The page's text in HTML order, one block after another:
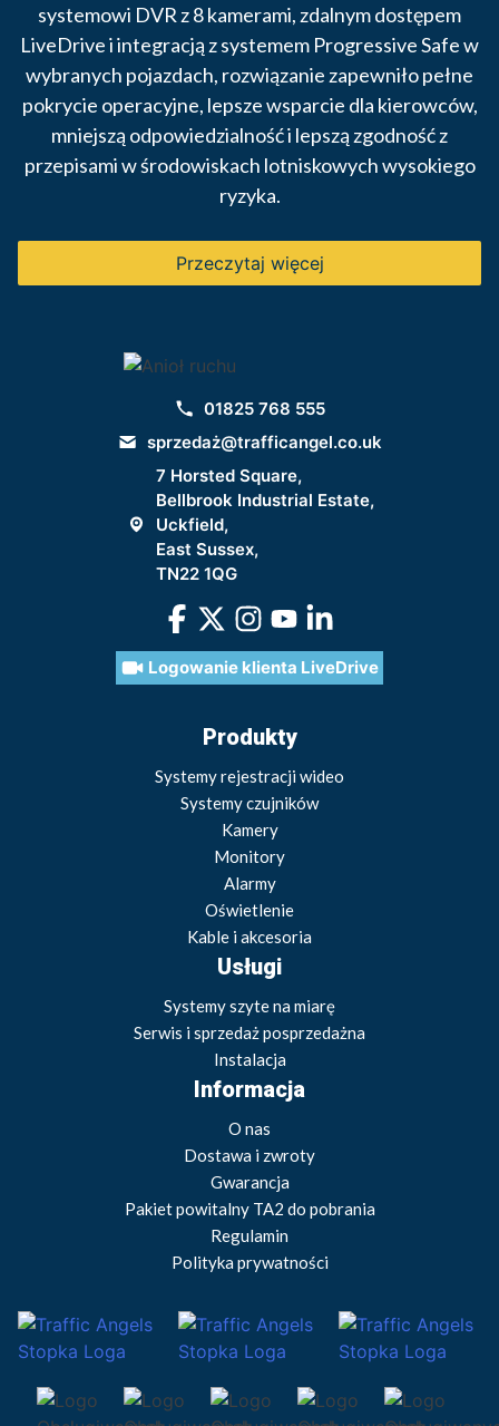
systemowi DVR z 8 kamerami, zdalnym dostępem
LiveDrive i integracją z systemem Progressive Safe w
wybranych pojazdach, rozwiązanie zapewniło pełne
pokrycie operacyjne, lepsze wsparcie dla kierowców,
mniejszą odpowiedzialność i lepszą zgodność z
przepisami w środowiskach lotniskowych wysokiego
ryzyka.
Przeczytaj więcej
01825 768 555
sprzedaż@trafficangel.co.uk
7 Horsted Square,
Bellbrook Industrial Estate,
Uckfield,
East Sussex,
TN22 1QG
Logowanie klienta LiveDrive
Produkty
Systemy rejestracji wideo
Systemy czujników
Kamery
Monitory
Alarmy
Oświetlenie
Kable i akcesoria
Usługi
Systemy szyte na miarę
Serwis i sprzedaż posprzedażna
Instalacja
Informacja
O nas
Dostawa i zwroty
Gwarancja
Pakiet powitalny TA2 do pobrania
Regulamin
Polityka prywatności